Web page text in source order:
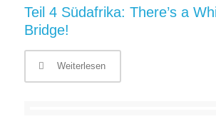
Teil 4 Südafrika: There’s a
Bridge!
Weiterlesen